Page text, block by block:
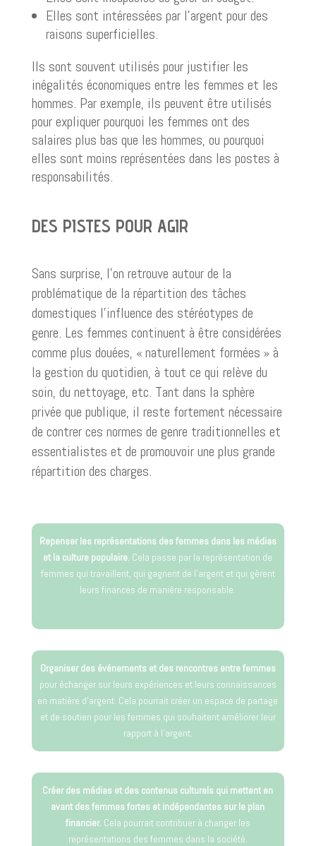
Elles sont intéressées par l’argent pour des
raisons superficielles.
Ils sont souvent utilisés pour justifier les
inégalités économiques entre les femmes et les
hommes. Par exemple, ils peuvent être utilisés
pour expliquer pourquoi les femmes ont des
salaires plus bas que les hommes, ou pourquoi
elles sont moins représentées dans les postes à
responsabilités.
DES PISTES POUR AGIR
Sans surprise, l’on retrouve autour de la
problématique de la répartition des tâches
domestiques l’influence des stéréotypes de
genre. Les femmes continuent à être considérées
comme plus douées, « naturellement formées » à
la gestion du quotidien, à tout ce qui relève du
soin, du nettoyage, etc. Tant dans la sphère
privée que publique, il reste fortement nécessaire
de contrer ces normes de genre traditionnelles et
essentialistes et de promouvoir une plus grande
répartition des charges.
Repenser les représentations des femmes dans les médias
et la culture populaire. Cela passe par la représentation de
femmes qui travaillent, qui gagnent de l’argent et qui gèrent
leurs finances de manière responsable.
Organiser des événements et des rencontres entre femmes
pour échanger sur leurs expériences et leurs connaissances
en matière d’argent. Cela pourrait créer un espace de partage
et de soutien pour les femmes qui souhaitent améliorer leur
rapport à l’argent.
Créer des médias et des contenus culturels qui mettent en
avant des femmes fortes et indépendantes sur le plan
financier.Cela pourrait contribuer à changer les
représentations des femmes dans la société.